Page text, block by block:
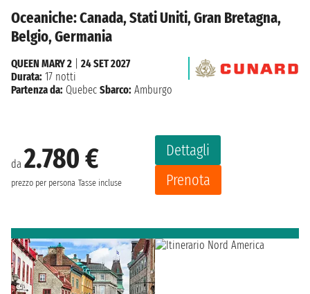
Oceaniche: Canada, Stati Uniti, Gran Bretagna,
Belgio, Germania
da 2.780 €
prezzo per persona Tasse incluse
Dettagli
Prenota
QUEEN MARY 2
24 SET 2027
Durata: 17 notti
Partenza da: Quebec Sbarco: Amburgo